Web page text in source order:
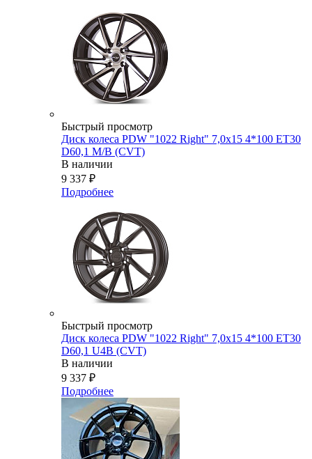
Быстрый просмотр
Диск колеса PDW "1022 Right" 7,0x15 4*100 ET30
D60,1 M/B (CVT)
В наличии
9 337 ₽
Подробнее
Быстрый просмотр
Диск колеса PDW "1022 Right" 7,0x15 4*100 ET30
D60,1 U4B (CVT)
В наличии
9 337 ₽
Подробнее